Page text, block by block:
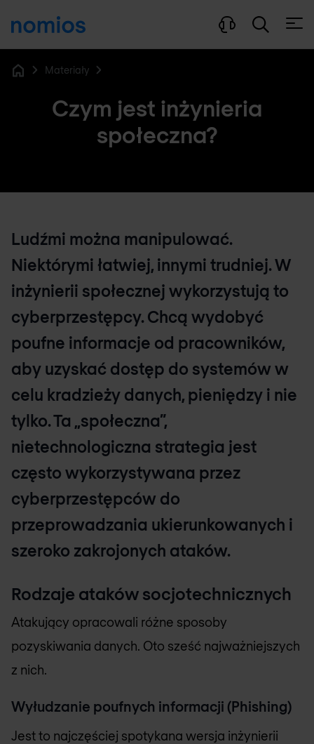
Materiały
Czym jest inżynieria
społeczna?
Ludźmi można manipulować.
Niektórymi łatwiej, innymi trudniej. W
inżynierii społecznej wykorzystują to
cyberprzestępcy. Chcą wydobyć
poufne informacje od pracowników,
aby uzyskać dostęp do systemów w
celu kradzieży danych, pieniędzy i nie
tylko. Ta „społeczna”,
nietechnologiczna strategia jest
często wykorzystywana przez
cyberprzestępców do
przeprowadzania ukierunkowanych i
szeroko zakrojonych ataków.
Rodzaje ataków socjotechnicznych
Atakujący opracowali różne sposoby
pozyskiwania danych. Oto sześć najważniejszych
z nich.
Wyłudzanie poufnych informacji (Phishing)
Jest to najczęściej spotykana wersja inżynierii